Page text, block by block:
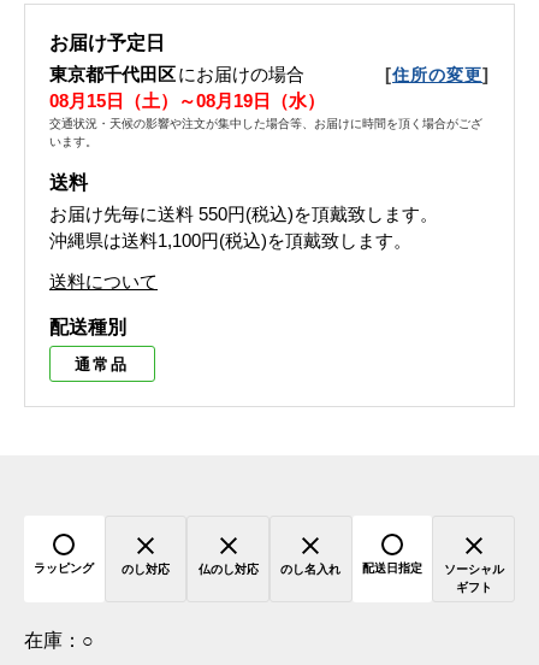
お届け予定日
東京都千代田区にお届けの場合 [住所の変更]
08月15日（土）～08月19日（水）
交通状況・天候の影響や注文が集中した場合等、お届けに時間を頂く場合がござ
います。
送料
お届け先毎に送料 550円(税込)を頂戴致します。
沖縄県は送料1,100円(税込)を頂戴致します。
送料について
配送種別
通常品
ラッピング のし対応 仏のし対応 のし名入れ 配送日指定
ソーシャル
ギフト
在庫： ○